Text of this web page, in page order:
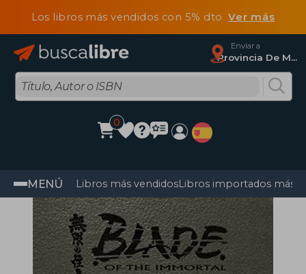
Los libros más vendidos con 5% dtoVer más
Enviar a
Provincia De Madrid
0
MENÚ Libros más vendidosLibros importados más